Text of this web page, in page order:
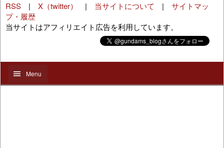
RSS | X（twitter） | 当サイトについて | サイトマッ
プ・履歴
当サイトはアフィリエイト広告を利用しています。
Menu